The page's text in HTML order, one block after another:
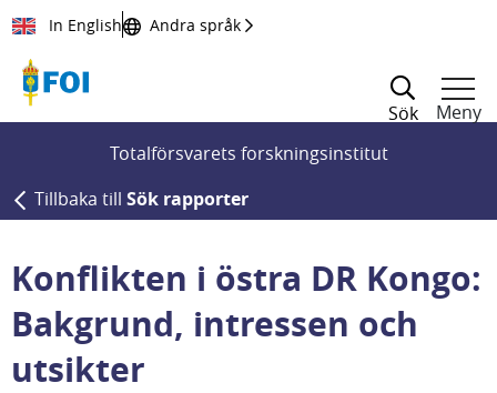
Till innehållet
In English Andra språk
Sök
Meny
Totalförsvarets forskningsinstitut
Tillbaka till Sök rapporter
Konflikten i östra DR Kongo:
Bakgrund, intressen och
utsikter